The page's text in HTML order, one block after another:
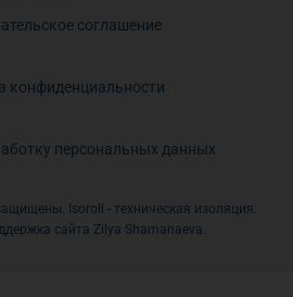
соглашение
конфиденциальности
персональных данных
Isoroll - техническая изоляция.
сайта Zilya Shamanaeva.